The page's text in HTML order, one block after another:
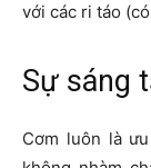
với các ri táo
Sự sáng
Cơm luôn là